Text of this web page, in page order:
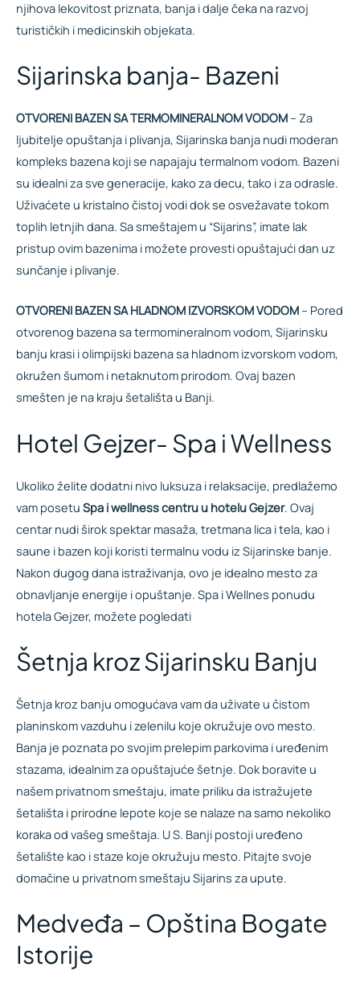
njihova lekovitost priznata, banja i dalje čeka na razvoj
turističkih i medicinskih objekata.
Sijarinska banja- Bazeni
OTVORENI BAZEN SA TERMOMINERALNOM VODOM– Za
ljubitelje opuštanja i plivanja, Sijarinska banja nudi moderan
kompleks bazena koji se napajaju termalnom vodom. Bazeni
su idealni za sve generacije, kako za decu, tako i za odrasle.
Uživaćete u kristalno čistoj vodi dok se osvežavate tokom
toplih letnjih dana. Sa smeštajem u “Sijarins”, imate lak
pristup ovim bazenima i možete provesti opuštajući dan uz
sunčanje i plivanje.
OTVORENI BAZEN SA HLADNOM IZVORSKOM VODOM– Pored
otvorenog bazena sa termomineralnom vodom, Sijarinsku
banju krasi i olimpijski bazena sa hladnom izvorskom vodom,
okružen šumom i netaknutom prirodom. Ovaj bazen
smešten je na kraju šetališta u Banji.
Hotel Gejzer- Spa i Wellness
Ukoliko želite dodatni nivo luksuza i relaksacije, predlažemo
vam posetu Spa i wellness centru u hotelu Gejzer. Ovaj
centar nudi širok spektar masaža, tretmana lica i tela, kao i
saune i bazen koji koristi termalnu vodu iz Sijarinske banje.
Nakon dugog dana istraživanja, ovo je idealno mesto za
obnavljanje energije i opuštanje. Spa i Wellnes ponudu
hotela Gejzer, možete pogledati
Šetnja kroz Sijarinsku Banju
Šetnja kroz banju omogućava vam da uživate u čistom
planinskom vazduhu i zelenilu koje okružuje ovo mesto.
Banja je poznata po svojim prelepim parkovima i uređenim
stazama, idealnim za opuštajuće šetnje. Dok boravite u
našem privatnom smeštaju, imate priliku da istražujete
šetališta i prirodne lepote koje se nalaze na samo nekoliko
koraka od vašeg smeštaja. U S. Banji postoji uređeno
šetalište kao i staze koje okružuju mesto. Pitajte svoje
domačine u privatnom smeštaju Sijarins za upute.
Medveđa – Opština Bogate
Istorije